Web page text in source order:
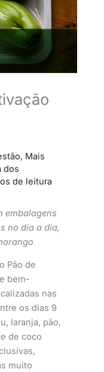
, Mais
dos
de leitura
embalagens
no dia a dia,
Pão de
bem-
nas
os dias 9
laranja, pão,
de coco
muito